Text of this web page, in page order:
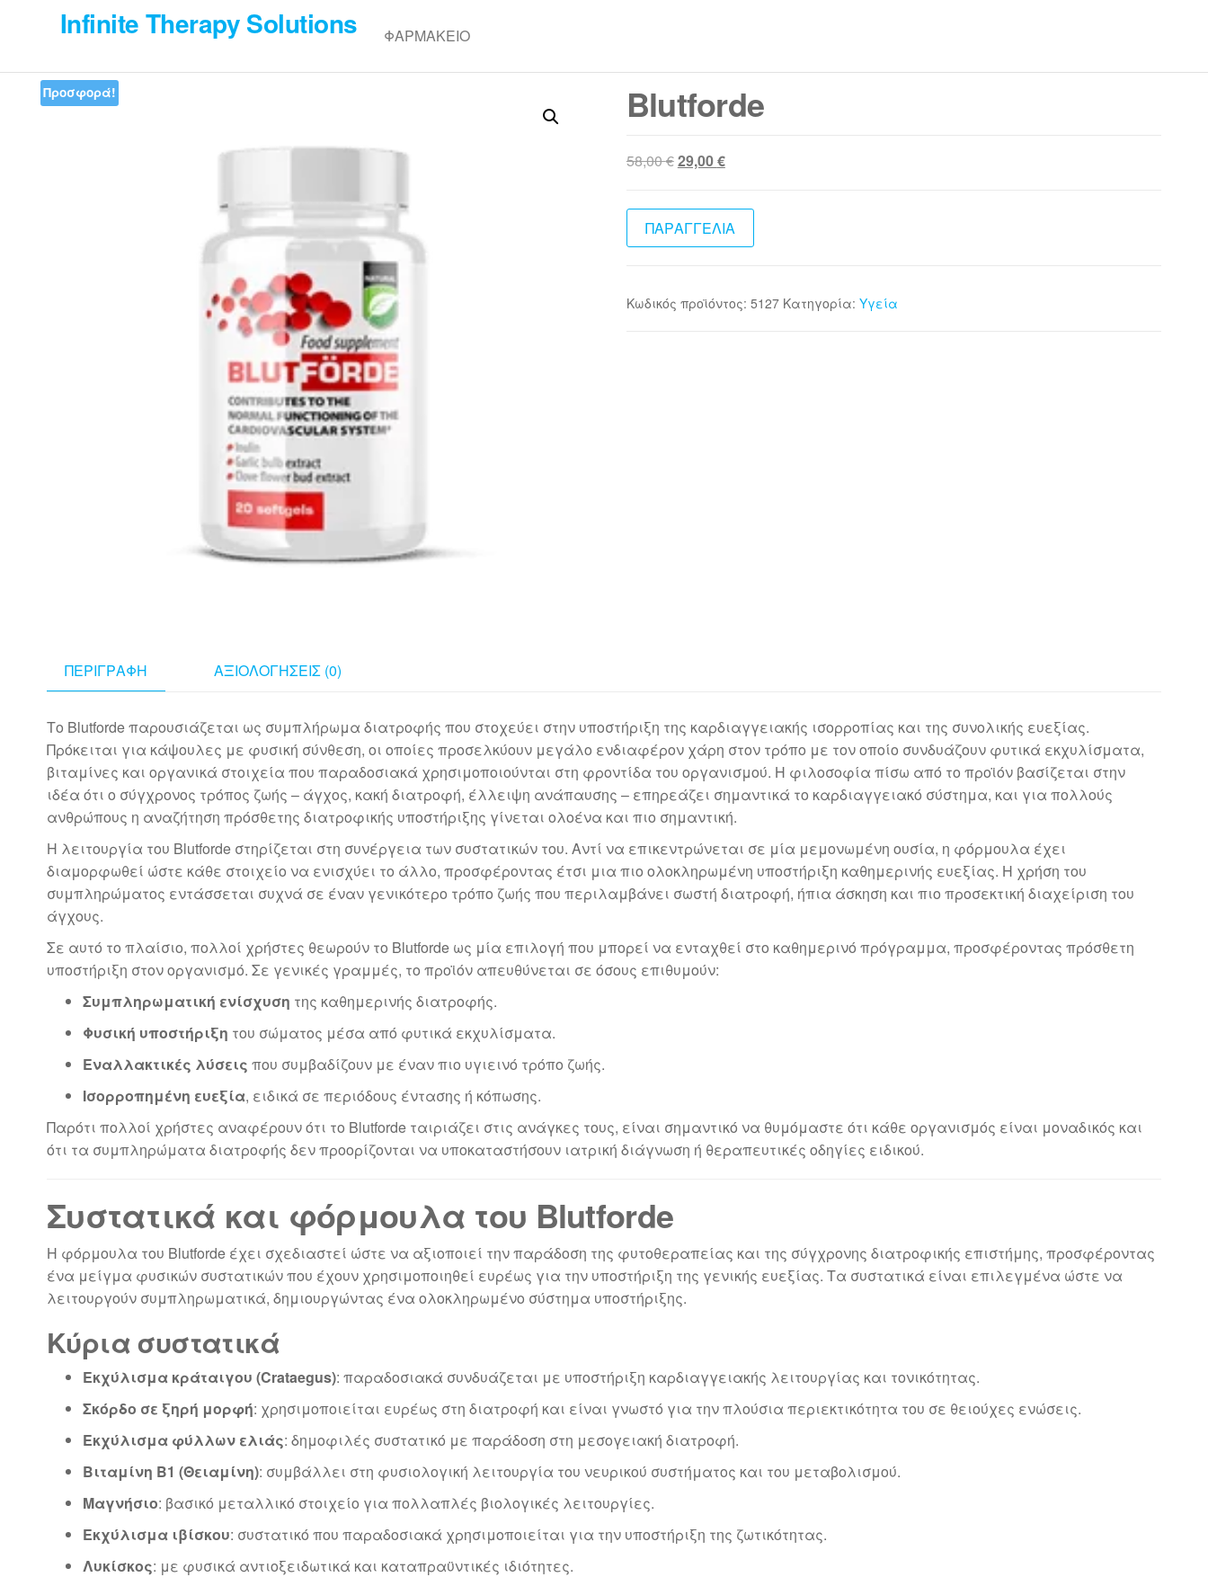
content
Infinite Therapy Solutions ΦΑΡΜΑΚΕΊΟ
Προσφορά! Blutforde
58,00€Original
was:
58,00 €.
29,00€Η
τιμή
είναι:
29,00 €.
ΠΑΡΑΓΓΕΛΙΑ
Κωδικός προϊόντος: 5127 Κατηγορία: Υγεία
ΠΕΡΙΓΡΑΦΉ ΑΞΙΟΛΟΓΉΣΕΙΣ (0)
Το Blutforde παρουσιάζεται ως συμπλήρωμα διατροφής που στοχεύει στην υποστήριξη της καρδιαγγειακής ισορροπίας και της συνολικής ευεξίας.
Πρόκειται για κάψουλες με φυσική σύνθεση, οι οποίες προσελκύουν μεγάλο ενδιαφέρον χάρη στον τρόπο με τον οποίο συνδυάζουν φυτικά εκχυλίσματα,
βιταμίνες και οργανικά στοιχεία που παραδοσιακά χρησιμοποιούνται στη φροντίδα του οργανισμού. Η φιλοσοφία πίσω από το προϊόν βασίζεται στην
ιδέα ότι ο σύγχρονος τρόπος ζωής – άγχος, κακή διατροφή, έλλειψη ανάπαυσης – επηρεάζει σημαντικά το καρδιαγγειακό σύστημα, και για πολλούς
ανθρώπους η αναζήτηση πρόσθετης διατροφικής υποστήριξης γίνεται ολοένα και πιο σημαντική.
Η λειτουργία του Blutforde στηρίζεται στη συνέργεια των συστατικών του. Αντί να επικεντρώνεται σε μία μεμονωμένη ουσία, η φόρμουλα έχει
διαμορφωθεί ώστε κάθε στοιχείο να ενισχύει το άλλο, προσφέροντας έτσι μια πιο ολοκληρωμένη υποστήριξη καθημερινής ευεξίας. Η χρήση του
συμπληρώματος εντάσσεται συχνά σε έναν γενικότερο τρόπο ζωής που περιλαμβάνει σωστή διατροφή, ήπια άσκηση και πιο προσεκτική διαχείριση του
άγχους.
Σε αυτό το πλαίσιο, πολλοί χρήστες θεωρούν το Blutforde ως μία επιλογή που μπορεί να ενταχθεί στο καθημερινό πρόγραμμα, προσφέροντας πρόσθετη
υποστήριξη στον οργανισμό. Σε γενικές γραμμές, το προϊόν απευθύνεται σε όσους επιθυμούν:
Συμπληρωματική ενίσχυση της καθημερινής διατροφής.
Φυσική υποστήριξη του σώματος μέσα από φυτικά εκχυλίσματα.
Εναλλακτικές λύσεις που συμβαδίζουν με έναν πιο υγιεινό τρόπο ζωής.
Ισορροπημένη ευεξία, ειδικά σε περιόδους έντασης ή κόπωσης.
Παρότι πολλοί χρήστες αναφέρουν ότι το Blutforde ταιριάζει στις ανάγκες τους, είναι σημαντικό να θυμόμαστε ότι κάθε οργανισμός είναι μοναδικός και
ότι τα συμπληρώματα διατροφής δεν προορίζονται να υποκαταστήσουν ιατρική διάγνωση ή θεραπευτικές οδηγίες ειδικού.
Συστατικά και φόρμουλα του Blutforde
Η φόρμουλα του Blutforde έχει σχεδιαστεί ώστε να αξιοποιεί την παράδοση της φυτοθεραπείας και της σύγχρονης διατροφικής επιστήμης, προσφέροντας
ένα μείγμα φυσικών συστατικών που έχουν χρησιμοποιηθεί ευρέως για την υποστήριξη της γενικής ευεξίας. Τα συστατικά είναι επιλεγμένα ώστε να
λειτουργούν συμπληρωματικά, δημιουργώντας ένα ολοκληρωμένο σύστημα υποστήριξης.
Κύρια συστατικά
Εκχύλισμα κράταιγου (Crataegus): παραδοσιακά συνδυάζεται με υποστήριξη καρδιαγγειακής λειτουργίας και τονικότητας.
Σκόρδο σε ξηρή μορφή: χρησιμοποιείται ευρέως στη διατροφή και είναι γνωστό για την πλούσια περιεκτικότητα του σε θειούχες ενώσεις.
Εκχύλισμα φύλλων ελιάς: δημοφιλές συστατικό με παράδοση στη μεσογειακή διατροφή.
Βιταμίνη Β1 (Θειαμίνη): συμβάλλει στη φυσιολογική λειτουργία του νευρικού συστήματος και του μεταβολισμού.
Μαγνήσιο: βασικό μεταλλικό στοιχείο για πολλαπλές βιολογικές λειτουργίες.
Εκχύλισμα ιβίσκου: συστατικό που παραδοσιακά χρησιμοποιείται για την υποστήριξη της ζωτικότητας.
Λυκίσκος: με φυσικά αντιοξειδωτικά και καταπραϋντικές ιδιότητες.